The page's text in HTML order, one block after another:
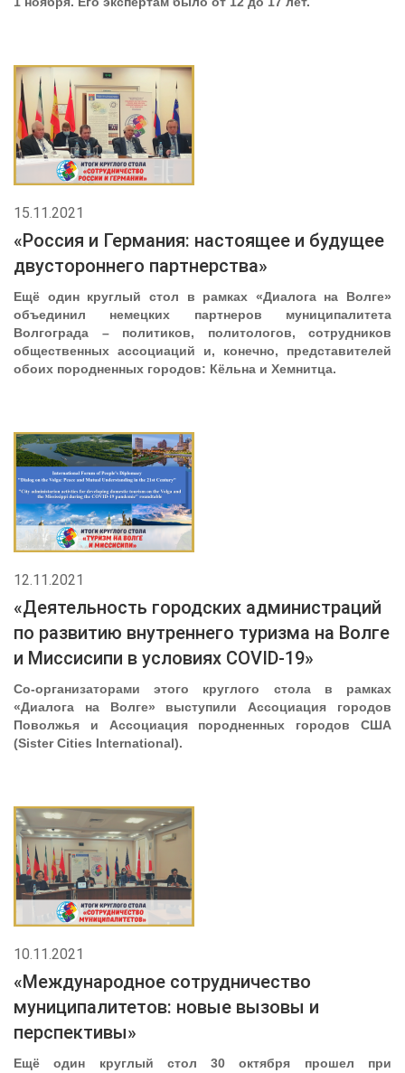
15.11.2021
«Россия и Германия: настоящее и будущее
двустороннего партнерства»
Ещё один круглый стол в рамках «Диалога на Волге»
объединил немецких партнеров муниципалитета
Волгограда – политиков, политологов, сотрудников
общественных ассоциаций и, конечно, представителей
обоих породненных городов: Кёльна и Хемнитца.
12.11.2021
«Деятельность городских администраций
по развитию внутреннего туризма на Волге
и Миссисипи в условиях COVID-19»
Со-организаторами этого круглого стола в рамках
«Диалога на Волге» выступили Ассоциация городов
Поволжья и Ассоциация породненных городов США
(Sister Cities International).
10.11.2021
«Международное сотрудничество
муниципалитетов: новые вызовы и
перспективы»
Ещё один круглый стол 30 октября прошел при